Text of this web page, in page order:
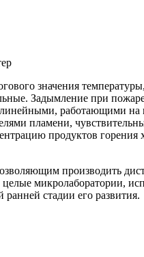
значения
Задымление при
работающими
пламени,
продуктов
производить
микролаборатории,
стадии его развития.